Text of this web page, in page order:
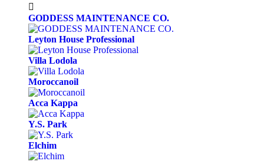

GODDESS MAINTENANCE CO.
Leyton House Professional
Villa Lodola
Moroccanoil
Acca Kappa
Y.S. Park
Elchim